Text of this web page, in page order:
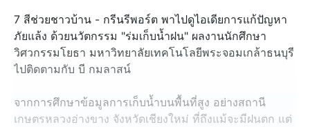
7 สีช่วยชาวบ้าน - กรีนรีพอร์ต พาไปดูไอเดียการแก้ปัญหา
ภัยแล้ง ด้วยนวัตกรรม "ร่มเก็บน้ำฝน" ผลงานนักศึกษา
วิศวกรรมโยธา มหาวิทยาลัยเทคโนโลยีพระจอมเกล้าธนบุรี
ไปติดตามกับ บี กมลาสน์
จากการศึกษาข้อมูลการเก็บน้ำบนพื้นที่สูง อย่างสถานี
เกษตรหลวงอ่างขาง จังหวัดเชียงใหม่ ที่ถึงแม้จะมีฝนตก แต่